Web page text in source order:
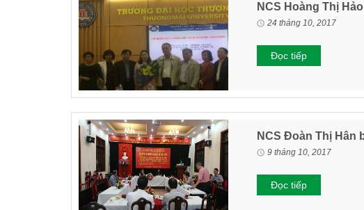
NCS Hoàng Thị
24 tháng 10, 2017
Đọc tiếp
NCS Đoàn Thị Hân
9 tháng 10, 2017
Đọc tiếp